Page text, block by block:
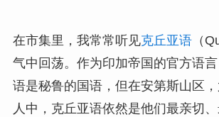
在市集里，我常常听见克丘亚语（
气中回荡。作为印加帝国的官方语
语是秘鲁的国语，但在安第斯山区
人中，克丘亚语依然是他们最亲切